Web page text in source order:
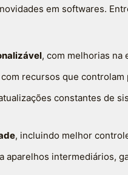
em softwares.
, com melhorias na
com recursos que
constantes de
, incluindo melhor
aparelhos intermediários,